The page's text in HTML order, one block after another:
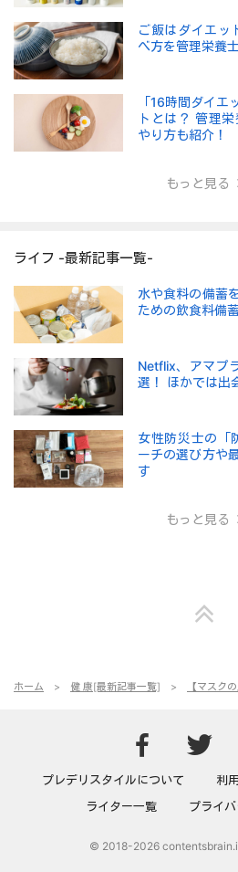
ご飯はダイエッ
べ方を管理栄養
「16時間ダイエ
トとは？ 管理
やり方も紹介！
もっと見る
ライフ -最新記事一覧-
水や食料の備蓄
ための飲食料備
Netflix、アマプ
選！ ほかでは出
女性防災士の「
ーチの選び方や
す
もっと見る
ホーム 健 康[最新記事一覧] 【マスクの肌ト
Predeli
プレデリスタイルについて 利
ライター一覧
プライ
© 2018-2026